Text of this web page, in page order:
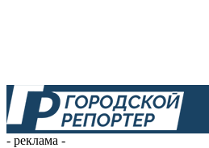
- реклама -